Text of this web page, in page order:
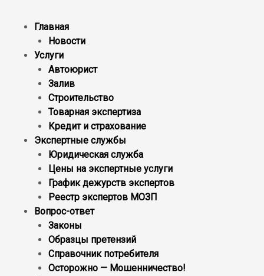
Главная
Новости
Услуги
Автоюрист
Залив
Строительство
Товарная экспертиза
Кредит и страхование
Экспертные службы
Юридическая служба
Цены на экспертные услуги
График дежурств экспертов
Реестр экcпертов МОЗП
Вопрос-ответ
Законы
Образцы претензий
Справочник потребителя
Осторожно — Мошенничество!